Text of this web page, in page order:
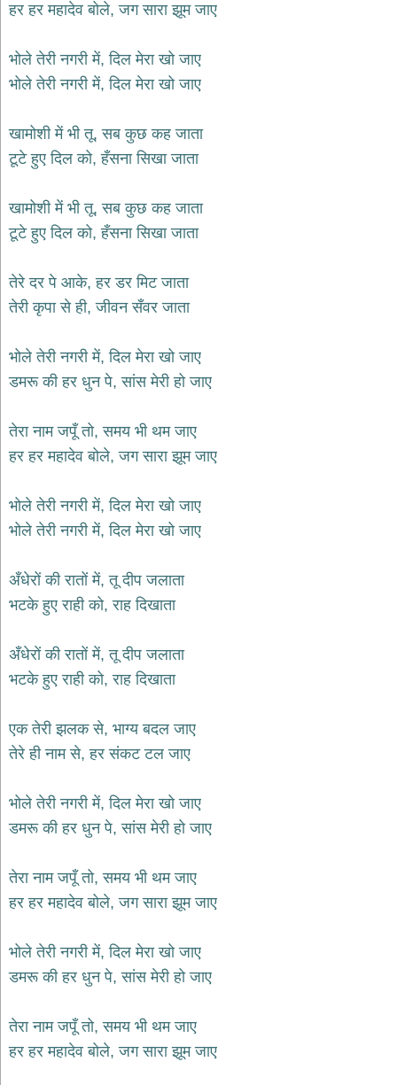
भजन
miscellaneous
bhajans
भजन
bhajans
बालक
नाथ
भजन
nath
bhajans
भजन
patriotic
bhajans
श्याम
भजन
रानी
भजन
rani
sati
बावा
लाल
भजन
bawa
dayal
bhajans
शनि
देव
भजन
आज
भजन
bhajan
the
भजन
जोड़ें
add
हर हर महादेव बोले, जग सारा झूम जाए
भोले तेरी नगरी में, दिल मेरा खो जाए
भोले तेरी नगरी में, दिल मेरा खो जाए
खामोशी में भी तू, सब कुछ कह जाता
टूटे हुए दिल को, हँसना सिखा जाता
खामोशी में भी तू, सब कुछ कह जाता
टूटे हुए दिल को, हँसना सिखा जाता
तेरे दर पे आके, हर डर मिट जाता
तेरी कृपा से ही, जीवन सँवर जाता
भोले तेरी नगरी में, दिल मेरा खो जाए
डमरू की हर धुन पे, सांस मेरी हो जाए
तेरा नाम जपूँ तो, समय भी थम जाए
हर हर महादेव बोले, जग सारा झूम जाए
भोले तेरी नगरी में, दिल मेरा खो जाए
भोले तेरी नगरी में, दिल मेरा खो जाए
अँधेरों की रातों में, तू दीप जलाता
भटके हुए राही को, राह दिखाता
अँधेरों की रातों में, तू दीप जलाता
भटके हुए राही को, राह दिखाता
एक तेरी झलक से, भाग्य बदल जाए
तेरे ही नाम से, हर संकट टल जाए
भोले तेरी नगरी में, दिल मेरा खो जाए
डमरू की हर धुन पे, सांस मेरी हो जाए
तेरा नाम जपूँ तो, समय भी थम जाए
हर हर महादेव बोले, जग सारा झूम जाए
भोले तेरी नगरी में, दिल मेरा खो जाए
डमरू की हर धुन पे, सांस मेरी हो जाए
तेरा नाम जपूँ तो, समय भी थम जाए
हर हर महादेव बोले, जग सारा झूम जाए